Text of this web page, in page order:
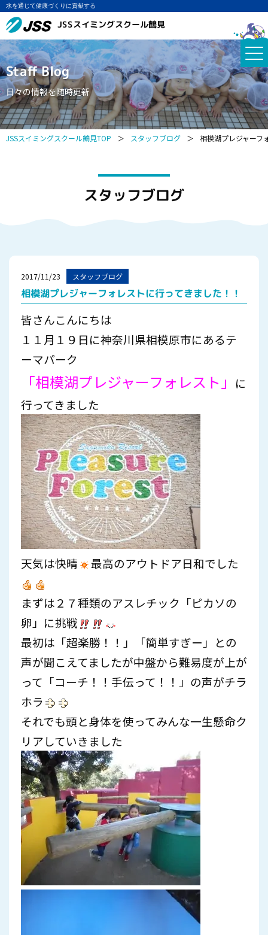
水を通じて健康づくりに貢献する
JSSスイミングスクール鶴見
Staff Blog
日々の情報を随時更新
JSSスイミングスクール鶴見TOP ＞ スタッフブログ ＞ 相模湖プレジャーフ
スタッフブログ
2017/11/23 スタッフブログ
相模湖プレジャーフォレストに行ってきました！！
皆さんこんにちは
１１月１９日に神奈川県相模原市にあるテ
ーマパーク
「相模湖プレジャーフォレスト」
に
行ってきました
天気は快晴 最高のアウトドア日和でした
まずは２７種類のアスレチック「ピカソの
卵」に挑戦
最初は「超楽勝！！」「簡単すぎー」との
声が聞こえてましたが中盤から難易度が上が
って「コーチ！！手伝って！！」 の声がチラ
ホラ
それでも頭と身体を使ってみんな一生懸命ク
リアしていきました